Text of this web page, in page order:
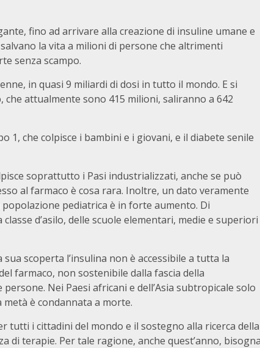
fino ad arrivare alla creazione di insuline umane e
la vita a milioni di persone che altrimenti
senza scampo.
in quasi 9 miliardi di dosi in tutto il mondo. E si
attualmente sono 415 milioni, saliranno a 642
1, che colpisce i bambini e i giovani, e il diabete senile
soprattutto i Pasi industrializzati, anche se può
al farmaco è cosa rara. Inoltre, un dato veramente
pediatrica è in forte aumento. Di
d’asilo, delle scuole elementari, medie e superiori
scoperta l’insulina non è accessibile a tutta la
farmaco, non sostenibile dalla fascia della
Nei Paesi africani e dell’Asia subtropicale solo
metà è condannata a morte.
tutti i cittadini del mondo e il sostegno alla ricerca della
di terapie. Per tale ragione, anche quest’anno,